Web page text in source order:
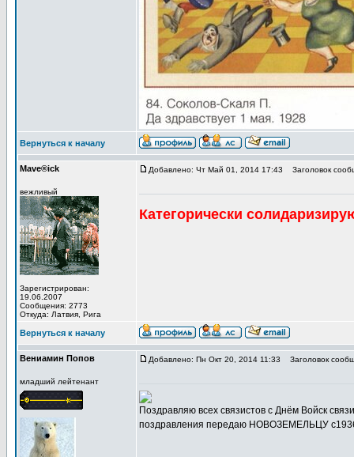
Вернуться к началу
Mave®ick
вежливый
Зарегистрирован:
19.06.2007
Сообщения: 2773
Откуда: Латвия, Рига
Добавлено: Чт Май 01, 2014 17:43 Заголовок
Категорически
Вернуться к началу
Вениамин Попов
младший лейтенант
Добавлено: Пн Окт 20, 2014 11:33 Заголовок
Поздравляю всех связистов с Днём Войск
поздравления передаю НОВОЗЕМЕЛЬЦУ